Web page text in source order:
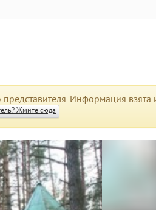
Информация
Жмите сюда